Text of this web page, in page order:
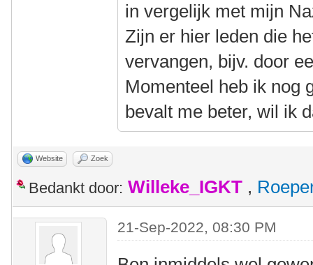
in vergelijk met mijn
Zijn er hier leden die
vervangen, bijv. door
Momenteel heb ik nog
bevalt me beter, wil ik
Website Zoek
Bedankt door: Willeke_IGKT ,
21-Sep-2022, 08:30 PM